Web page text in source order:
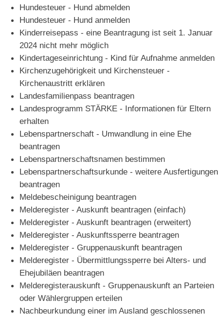
Hundesteuer - Hund abmelden
Hundesteuer - Hund anmelden
Kinderreisepass - eine Beantragung ist seit 1. Januar
2024 nicht mehr möglich
Kindertageseinrichtung - Kind für Aufnahme anmelden
Kirchenzugehörigkeit und Kirchensteuer -
Kirchenaustritt erklären
Landesfamilienpass beantragen
Landesprogramm STÄRKE - Informationen für Eltern
erhalten
Lebenspartnerschaft - Umwandlung in eine Ehe
beantragen
Lebenspartnerschaftsnamen bestimmen
Lebenspartnerschaftsurkunde - weitere Ausfertigungen
beantragen
Meldebescheinigung beantragen
Melderegister - Auskunft beantragen (einfach)
Melderegister - Auskunft beantragen (erweitert)
Melderegister - Auskunftssperre beantragen
Melderegister - Gruppenauskunft beantragen
Melderegister - Übermittlungssperre bei Alters- und
Ehejubiläen beantragen
Melderegisterauskunft - Gruppenauskunft an Parteien
oder Wählergruppen erteilen
Nachbeurkundung einer im Ausland geschlossenen